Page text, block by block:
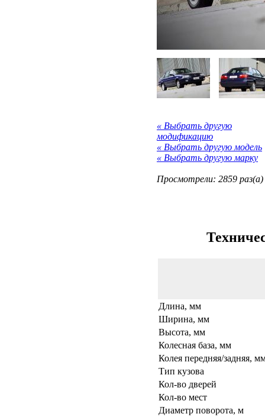
« Выбрать другую
модификацию
« Выбрать другую модель
« Выбрать другую марку
Просмотрели: 2859 раз(а)
Длина, мм
Ширина, мм
Высота, мм
Колесная база, мм
Колея передняя/задняя,
Тип кузова
Кол-во дверей
Кол-во мест
Диаметр поворота, м